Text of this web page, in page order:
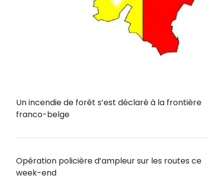
Un incendie de forêt s’est déclaré à la frontière
franco-belge
Opération policière d’ampleur sur les routes ce
week-end